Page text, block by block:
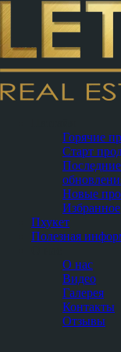
Горячие
Старт
Последние
Новые
Избранное
Пхукет
Полезная
О нас
Видео
Галерея
Контакты
Отзывы